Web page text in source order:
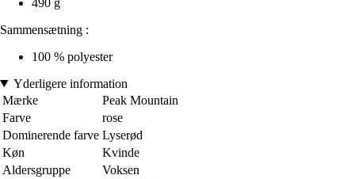
Sammensætning :
100 % polyester
Yderligere information
Mærke
Peak Mountain
Farve
rose
Dominerende farve Lyserød
Køn
Kvinde
Aldersgruppe
Voksen